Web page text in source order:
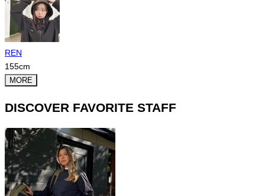
REN
155cm
MORE
DISCOVER FAVORITE STAFF